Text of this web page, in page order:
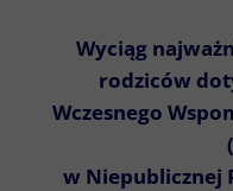
Wyciąg
rodziców
Wczesnego
w Niepublicznej